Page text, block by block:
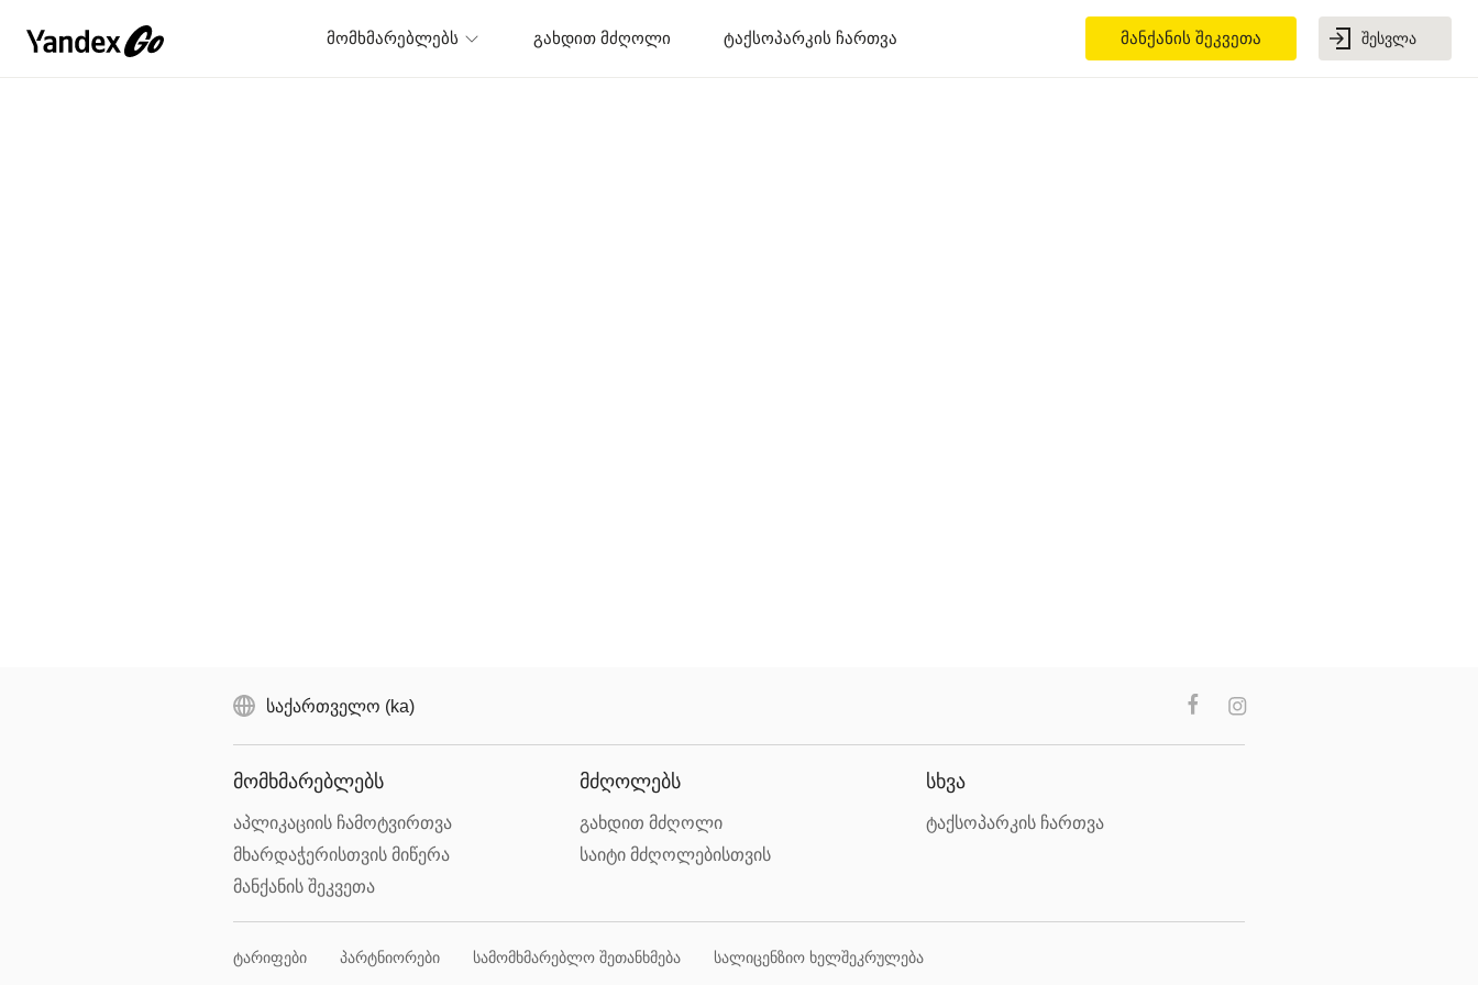
მომხმარებლებს გახდით მძღოლი ტაქსოპარკის ჩართვა მანქანის შეკვეთა შესვლა
საქართველო (ka)
მომხმარებლებს
აპლიკაციის ჩამოტვირთვა
მხარდაჭერისთვის მიწერა
მანქანის შეკვეთა
მძღოლებს
გახდით მძღოლი
საიტი მძღოლებისთვის
სხვა
ტაქსოპარკის ჩართვა
ტარიფები პარტნიორები სამომხმარებლო შეთანხმება სალიცენზიო ხელშეკრულება